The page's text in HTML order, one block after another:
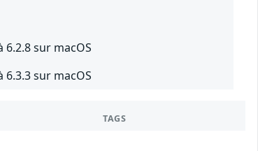
sur macOS
sur macOS
TAGS